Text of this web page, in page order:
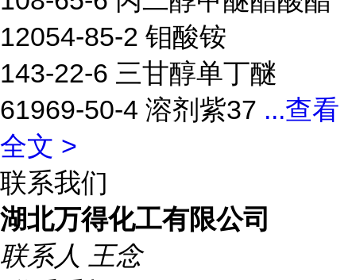
12054-85-2 钼酸铵
143-22-6 三甘醇单丁醚
61969-50-4 溶剂紫37 ...查看
全文 >
联系我们
湖北万得化工有限公司
联系人 王念